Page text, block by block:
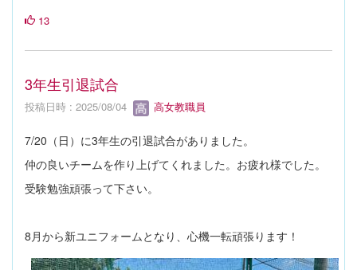
13
3年生引退試合
投稿日時 : 2025/08/04 高女教職員
7/20（日）に3年生の引退試合がありました。
仲の良いチームを作り上げてくれました。お疲れ様でした。
受験勉強頑張って下さい。
8月から新ユニフォームとなり、心機一転頑張ります！